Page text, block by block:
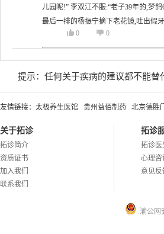
儿园呢!” 李双江不服:“老子39年的,梦
最后一排的杨振宁摘下老花镜,吐出
0
0
提示：任何关于疾病的建议都不能
友情链接： 太极养生医馆 贵州益佰制药 北京德胜
关于拓诊
拓诊简介
资质证书
加入我们
联系我们
拓诊
拓诊医
心理咨
意见反
渝公网